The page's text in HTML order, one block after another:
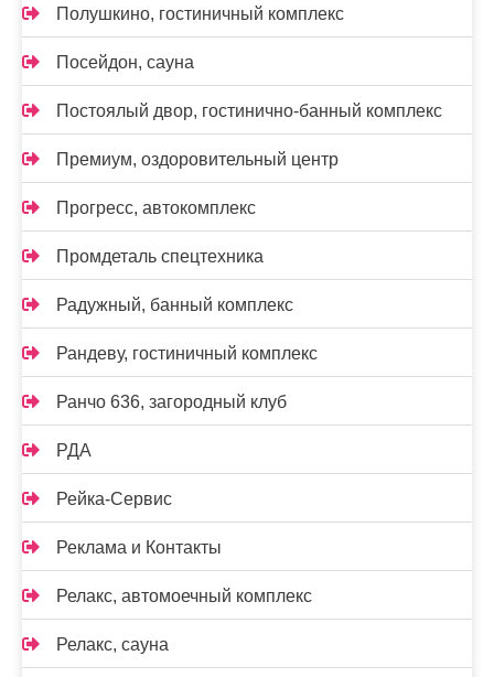
Полушкино, гостиничный комплекс
Посейдон, сауна
Постоялый двор, гостинично-банный комплекс
Премиум, оздоровительный центр
Прогресс, автокомплекс
Промдеталь спецтехника
Радужный, банный комплекс
Рандеву, гостиничный комплекс
Ранчо 636, загородный клуб
РДА
Рейка-Сервис
Реклама и Контакты
Релакс, автомоечный комплекс
Релакс, сауна